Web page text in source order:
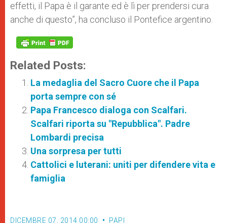
effetti, il Papa è il garante ed è lì per prendersi cura
anche di questo”, ha concluso il Pontefice argentino.
Related Posts:
La medaglia del Sacro Cuore che il Papa
porta sempre con sé
Papa Francesco dialoga con Scalfari.
Scalfari riporta su "Repubblica". Padre
Lombardi precisa
Una sorpresa per tutti
Cattolici e luterani: uniti per difendere vita e
famiglia
DICEMBRE 07, 2014 00:00 PAPI